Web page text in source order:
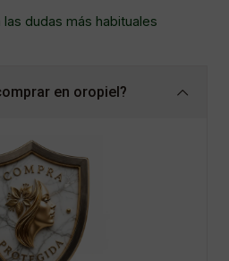
dudas más habituales
en oropiel?